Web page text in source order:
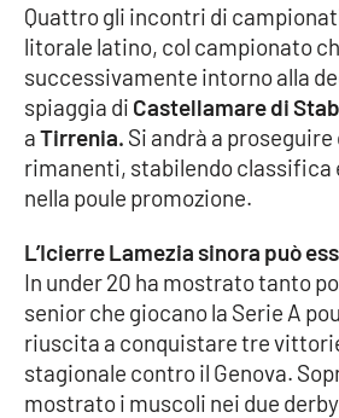
Ambiente
Cronaca
Cultura
Economia e Lavoro
Politica
Sanità
Società
Quattro gli incontri di
litorale latino, col campionato
successivamente intorno alla
spiaggia di Castellamare di
aTirrenia. Si andrà a
rimanenti, stabilendo classifica
nella poule promozione.
L’Icierre Lamezia sinora può
In under 20 ha mostrato tanto
senior che giocano la Serie A
riuscita a conquistare tre
stagionale contro il Genova.
mostrato i muscoli nei due